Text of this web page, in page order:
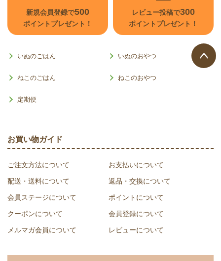
新規会員登録で500
ポイントプレゼント！
レビュー投稿で300
ポイントプレゼント！
いぬのごはん いぬのおやつ
ねこのごはん ねこのおやつ
定期便
お買い物ガイド
ご注文方法について お支払いについて
配送・送料について 返品・交換について
会員ステージについて ポイントについて
クーポンについて 会員登録について
メルマガ会員について レビューについて